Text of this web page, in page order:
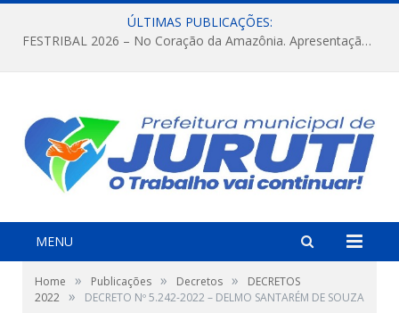
ÚLTIMAS PUBLICAÇÕES:
FESTRIBAL 2026 – No Coração da Amazônia. Apresentação da Munduruku.
MENU
Home » Publicações » Decretos »
DECRETOS
2022 » DECRETO Nº 5.242-2022 – DELMO SANTARÉM DE SOUZA